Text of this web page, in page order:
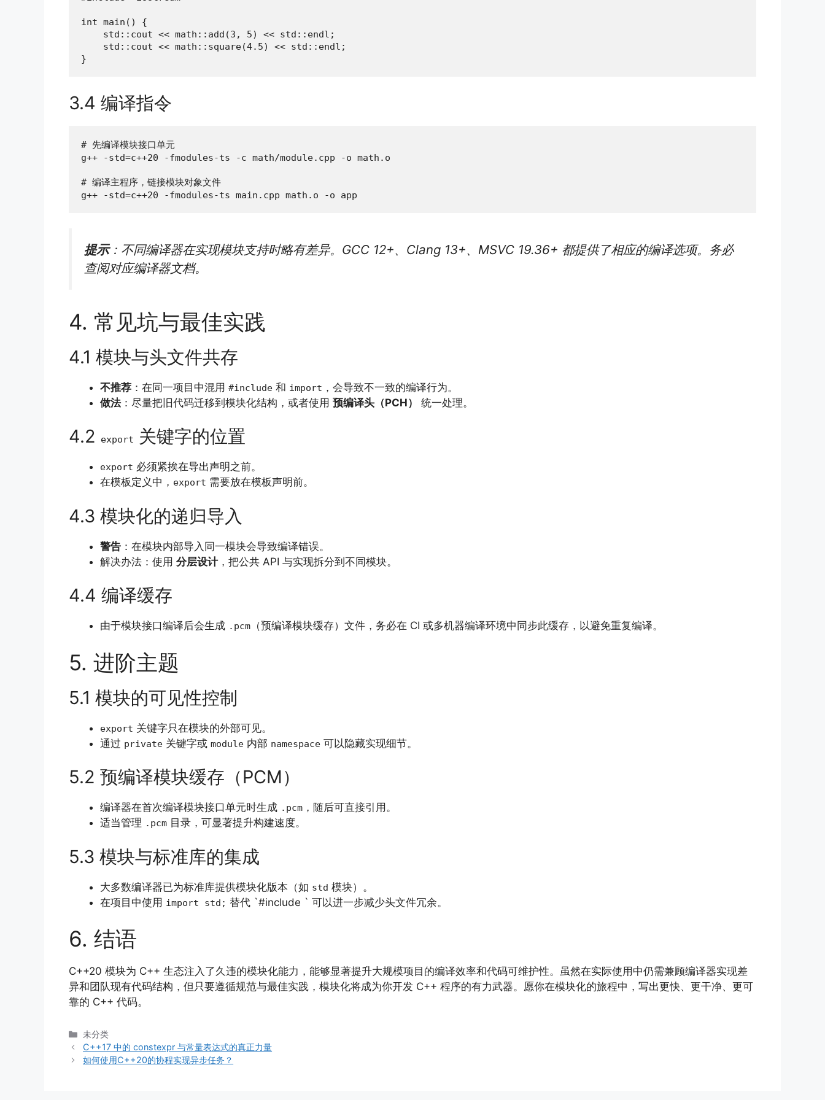
int main() {
    std::cout << math::add(3, 5) << std::endl;
    std::cout << math::square(4.5) << std::endl;
}
3.4 编译指令
# 先编译模块接口单元
g++ -std=c++20 -fmodules-ts -c math/module.cpp -o math.o
# 编译主程序，链接模块对象文件
g++ -std=c++20 -fmodules-ts main.cpp math.o -o app
提示：不同编译器在实现模块支持时略有差异。GCC 12+、Clang 13+、MSVC 19.36+ 都提供了相应的编译选项。务必
查阅对应编译器文档。
4. 常见坑与最佳实践
4.1 模块与头文件共存
不推荐 ：在同一项目中混用 #include 和 import ，会导致不一致的编译行为。
做法：尽量把旧代码迁移到模块化结构，或者使用 预编译头（PCH） 统一处理。
4.2 export 关键字的位置
export 必须紧挨在导出声明之前。
在模板定义中， export 需要放在模板声明前。
4.3 模块化的递归导入
警告 ：在模块内部导入同一模块会导致编译错误。
解决办法：使用 分层设计，把公共 API 与实现拆分到不同模块。
4.4 编译缓存
由于模块接口编译后会生成 .pcm （预编译模块缓存）文件，务必在 CI 或多机器编译环境中同步此缓存，以避免重复编译。
5. 进阶主题
5.1 模块的可见性控制
export 关键字只在模块的外部可见。
通过 private 关键字或 module 内部 namespace 可以隐藏实现细节。
5.2 预编译模块缓存（PCM）
编译器在首次编译模块接口单元时生成 .pcm ，随后可直接引用。
适当管理 .pcm 目录，可显著提升构建速度。
5.3 模块与标准库的集成
大多数编译器已为标准库提供模块化版本（如 std 模块）。
在项目中使用 import std; 替代 `#include ` 可以进一步减少头文件冗余。
6. 结语
C++20 模块为 C++ 生态注入了久违的模块化能力，能够显著提升大规模项目的编译效率和代码可维护性。虽然在实际使用中仍需兼顾编译器实现差
异和团队现有代码结构，但只要遵循规范与最佳实践，模块化将成为你开发 C++ 程序的有力武器。愿你在模块化的旅程中，写出更快、更干净、更可
靠的 C++ 代码。
分
类
未分类
C++17 中的 constexpr 与常量表达式的真正力量
如何使用C++20的协程实现异步任务？